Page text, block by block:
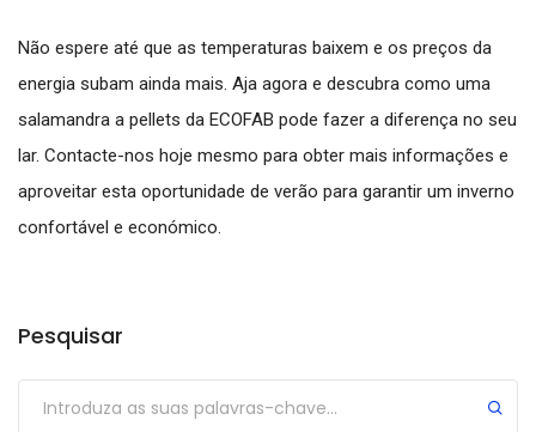
Não espere até que as temperaturas baixem e os preços da
energia subam ainda mais. Aja agora e descubra como uma
salamandra a pellets da ECOFAB pode fazer a diferença no seu
lar. Contacte-nos hoje mesmo para obter mais informações e
aproveitar esta oportunidade de verão para garantir um inverno
confortável e económico.
Pesquisar